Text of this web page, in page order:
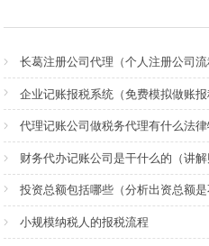
长葛注册公司代理（个人注册公司流
企业记账报税系统（免费模拟做账报
代理记账公司做税务代理有什么法律
财务代办记账公司是干什么的（讲解
投资总额包括哪些（分析出资总额是
小规模纳税人的报税流程